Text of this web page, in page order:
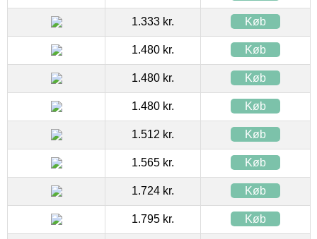
1.333 kr. Køb
1.480 kr. Køb
1.480 kr. Køb
1.480 kr. Køb
1.512 kr. Køb
1.565 kr. Køb
1.724 kr. Køb
1.795 kr. Køb